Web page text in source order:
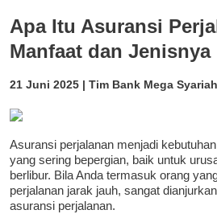
Apa Itu Asuransi
Manfaat dan Jenisnya
21 Juni 2025 | Tim Bank Mega Syariah
Asuransi perjalanan menjadi
yang sering bepergian, baik untuk
berlibur. Bila Anda termasuk orang
perjalanan jarak jauh, sangat
asuransi perjalanan.